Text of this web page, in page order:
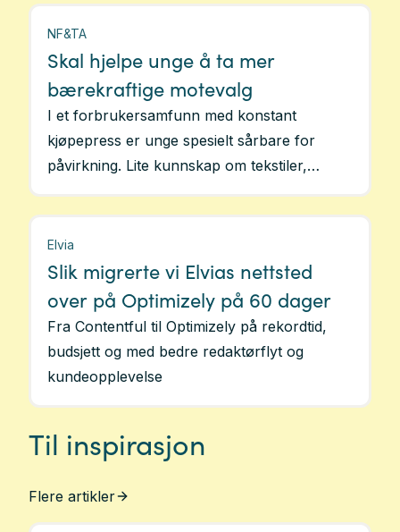
NF&TA
Skal hjelpe unge å ta mer
bærekraftige motevalg
I et forbrukersamfunn med konstant
kjøpepress er unge spesielt sårbare for
påvirkning. Lite kunnskap om tekstiler,
klesbransjen er med på å bidra til de enorme
utslippene tekstiler gir. Disse utfordringene
ble utgangspunkt til en ny løsning for å
hjelpe unge i en mer bærekraftig retning.
Elvia
Slik migrerte vi Elvias nettsted
over på Optimizely på 60 dager
Fra Contentful til Optimizely på rekordtid,
budsjett og med bedre redaktørflyt og
kundeopplevelse
Til inspirasjon
Flere artikler